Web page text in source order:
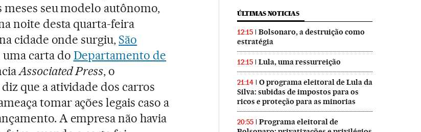
meses seu modelo autônomo,
noite desta quarta-feira
cidade onde surgiu, São
carta do Departamento de
Associated Press, o
que a atividade dos carros
tomar ações legais caso a
A empresa não havia
ÚLTIMAS NOTICIAS
12:15
Bolsonaro, a destruição como
estratégia
12:15 Lula, uma ressurreição
21:14
O programa eleitoral de Lula da
Silva: subidas de impostos para os
ricos e proteção para as minorias
20:55
Programa eleitoral de